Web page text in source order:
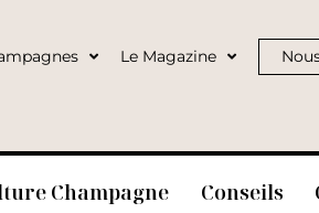
Le Magazine
Champagne Conseils